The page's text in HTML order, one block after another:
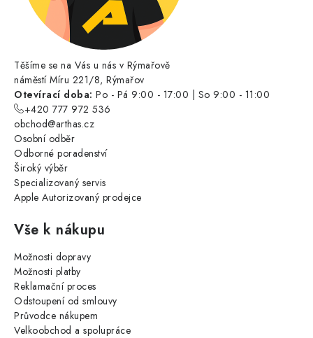
Těšíme se na Vás u nás v Rýmařově
náměstí Míru 221/8, Rýmařov
Otevírací doba: Po - Pá 9:00 - 17:00 | So 9:00 - 11:00
+420 777 972 536
obchod@arthas.cz
Osobní odběr
Odborné poradenství
Široký výběr
Specializovaný servis
Apple Autorizovaný prodejce
Vše k nákupu
Možnosti dopravy
Možnosti platby
Reklamační proces
Odstoupení od smlouvy
Průvodce nákupem
Velkoobchod a spolupráce